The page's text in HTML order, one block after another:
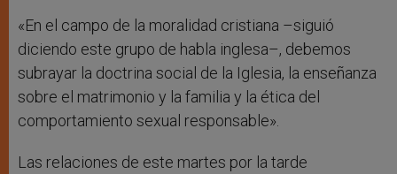
«En el campo de la moralidad cristiana –siguió
diciendo este grupo de habla inglesa–, debemos
subrayar la doctrina social de la Iglesia, la enseñanza
sobre el matrimonio y la familia y la ética del
comportamiento sexual responsable».
Las relaciones de este martes por la tarde